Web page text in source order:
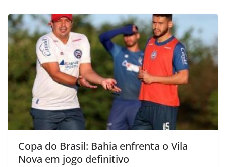
Copa do Brasil: Bahia enfrenta o Vila
Nova em jogo definitivo